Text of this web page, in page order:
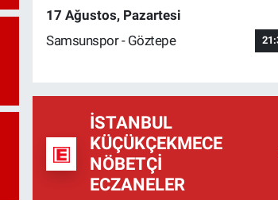
17 Ağustos, Pazartesi
Samsunspor - Göztepe
İSTANBUL
KÜÇÜKÇEKMECE
NÖBETÇI
ECZANELER